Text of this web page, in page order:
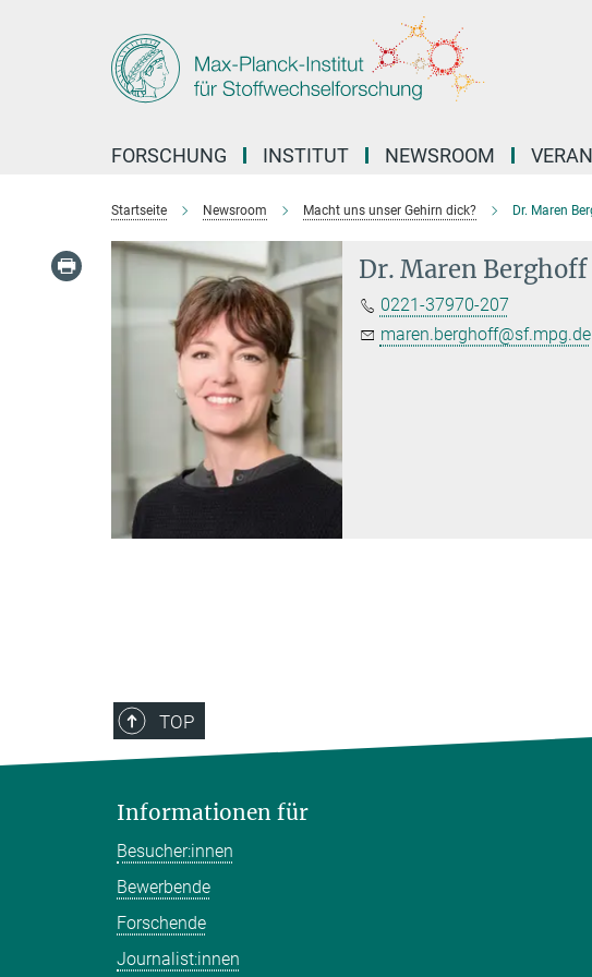
FORSCHUNG INSTITUT NEWSROOM
Startseite Newsroom Macht uns unser Gehirn dick? Dr. Maren
Dr. Maren Berghoff
0221-37970-207
maren.berghoff@sf.mpg.de
TOP
Informationen für
Besucher:innen
Bewerbende
Forschende
Journalist:innen